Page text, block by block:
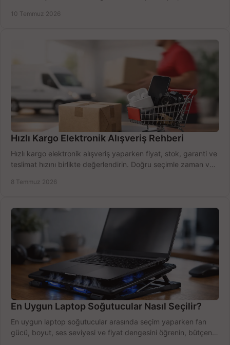
10 Temmuz 2026
Hızlı Kargo Elektronik Alışveriş Rehberi
Hızlı kargo elektronik alışveriş yaparken fiyat, stok, garanti ve
teslimat hızını birlikte değerlendirin. Doğru seçimle zaman ve
8 Temmuz 2026
En Uygun Laptop Soğutucular Nasıl Seçilir?
En uygun laptop soğutucular arasında seçim yaparken fan
gücü, boyut, ses seviyesi ve fiyat dengesini öğrenin, bütçenizi